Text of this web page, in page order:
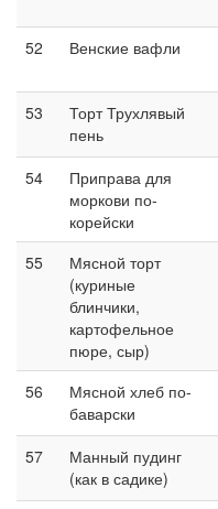
52 Венские вафли
53
Торт Трухлявый
пень
54
Приправа для
моркови по-
корейски
55
Мясной торт
(куриные
блинчики,
картофельное
пюре, сыр)
56
Мясной хлеб по-
баварски
57
Манный пудинг
(как в садике)